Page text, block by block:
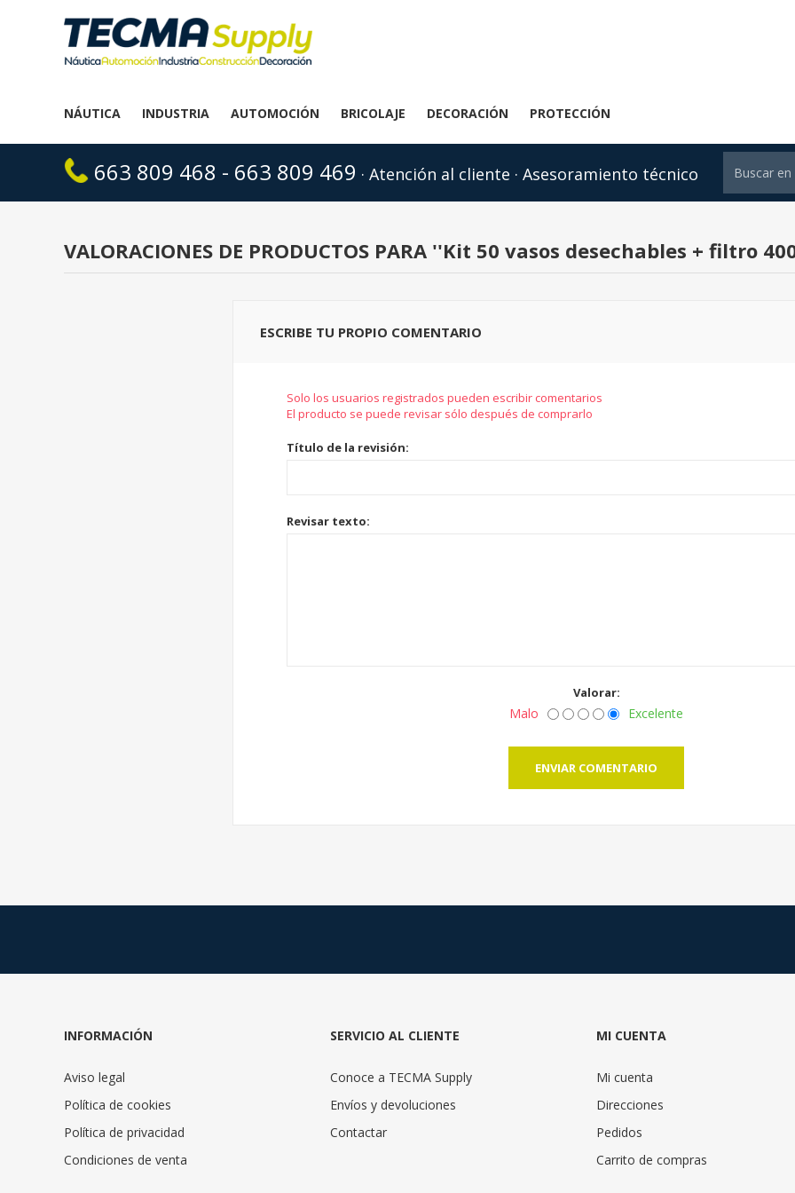
NÁUTICA INDUSTRIA AUTOMOCIÓN BRICOLAJE DECORACIÓN PROTECCIÓN
663 809 468 - 663 809 469 · Atención al cliente · Asesoramiento técnico
VALORACIONES DE PRODUCTOS PARA Kit 50 vasos desechables + filtro
ESCRIBE TU PROPIO COMENTARIO
Solo los usuarios registrados pueden escribir comentarios
El producto se puede revisar sólo después de comprarlo
Título de la revisión:
Revisar texto:
Valorar:
Malo Excelente
ENVIAR COMENTARIO
INFORMACIÓN
Aviso legal
Política de cookies
Política de privacidad
Condiciones de venta
SERVICIO AL CLIENTE
Conoce a TECMA Supply
Envíos y devoluciones
Contactar
MI CUENTA
Mi cuenta
Direcciones
Pedidos
Carrito de compras